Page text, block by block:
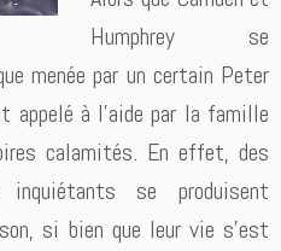
Humphrey se
menée par un certain Peter
appelé à l’aide par la famille
calamités. En effet, des
inquiétants se produisent
si bien que leur vie s’est